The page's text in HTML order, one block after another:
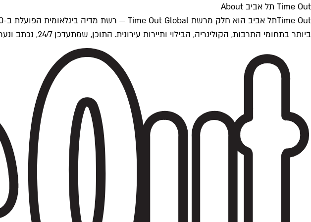
Time Out תל אביב About
ביותר בתחומי התרבות, הקולינריה, הבילוי ותיירות עירונית. התוכן, שמתעדכן 24/7, נכתב ונערך על ידי צוות עיתונאים מקצועי מקומי בישראל, בהתאם לסטנדרטים של Time Out העולמית.